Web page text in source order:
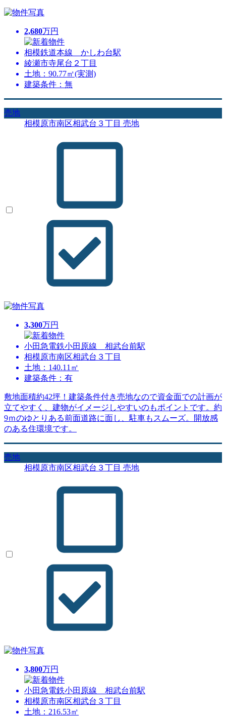
2,680万円
相模鉄道本線 かしわ台駅
綾瀬市寺尾台２丁目
土地：90.77㎡(実測)
建築条件：無
売地
相模原市南区相武台３丁目 売地
3,300万円
小田急電鉄小田原線 相武台前駅
相模原市南区相武台３丁目
土地：140.11㎡
建築条件：有
敷地面積約42坪！建築条件付き売地なので資金面での計画が
立てやすく、建物がイメージしやすいのもポイントです。約
9ｍのゆとりある前面道路に面し、駐車もスムーズ。開放感
のある住環境です。
売地
相模原市南区相武台３丁目 売地
3,800万円
小田急電鉄小田原線 相武台前駅
相模原市南区相武台３丁目
土地：216.53㎡